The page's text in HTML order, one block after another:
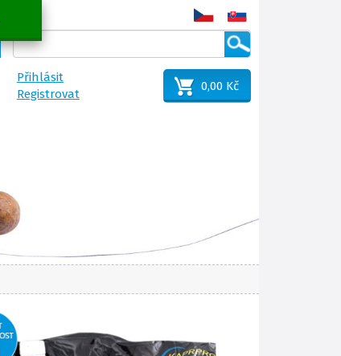
Přihlásit
Registrovat
0,00 Kč